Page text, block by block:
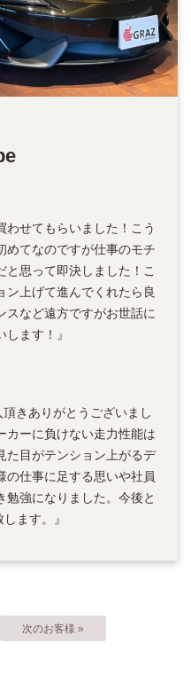
わせてもらいました！こう
めてなのですが仕事のモチ
思って即決しました！こ
ン上げて進んでくれたら良
スなど遠方ですがお世話に
ます！』
きありがとうございまし
カーに負けない走力性能は
た目がテンション上がるデ
の仕事に足する思いや社員
強になりました。今後と
ます。』
次のお客様 »